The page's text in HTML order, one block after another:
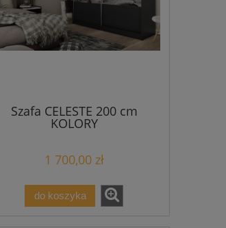
Szafa CELESTE 200 cm
KOLORY
1 700,00 zł
do koszyka